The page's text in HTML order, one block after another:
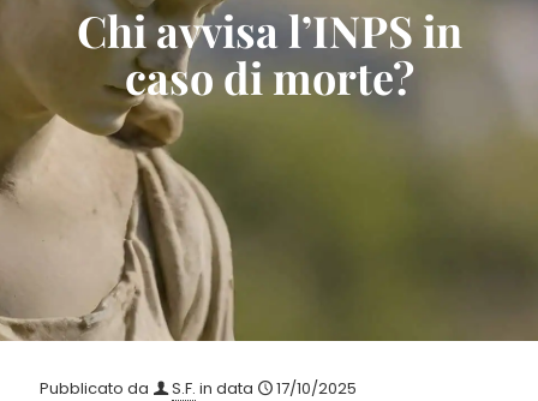
Chi avvisa l’INPS in
caso di morte?
Pubblicato da S.F. in data 17/10/2025